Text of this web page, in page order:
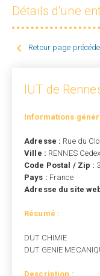
Détails d'une
 Retour page
IUT de
Informations
Adresse : Rue du
Ville : RENNES
Code Postal / Zip :
Pays : France
Adresse du site
Résumé :
DUT CHIMIE
DUT GENIE
Description :